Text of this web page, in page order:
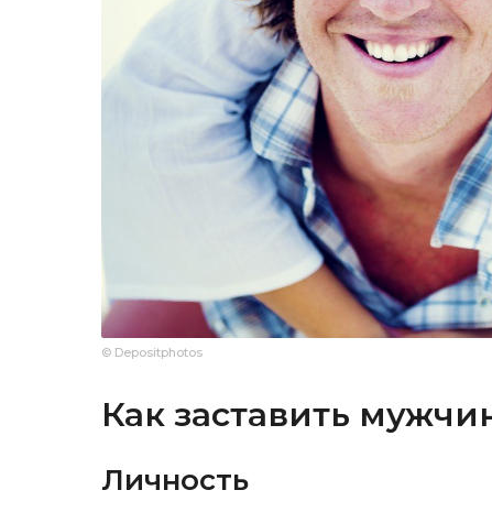
© Depositphotos
Как заставить
Личность